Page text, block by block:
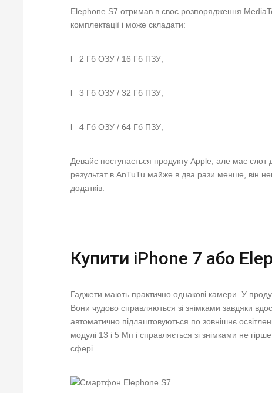
Elephone S7 отримав в своє розпорядження
комплектації і може складати:
l 2 Гб ОЗУ / 16 Гб ПЗУ;
l 3 Гб ОЗУ / 32 Гб ПЗУ;
l 4 Гб ОЗУ / 64 Гб ПЗУ;
Девайс поступається продукту Apple, але має
результат в AnTuTu майже в два рази менше, він
додатків.
Купити iPhone 7 або
Гаджети мають практично однакові камери. У
Вони чудово справляються зі знімками завдяки
автоматично підлаштовуються по зовнішнє
модулі 13 і 5 Мп і справляється зі знімками не
сфері.